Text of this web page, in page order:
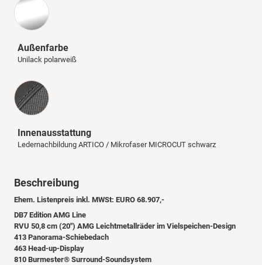
Außenfarbe
Unilack polarweiß
Innenausstattung
Innenausstattung
Ledernachbildung ARTICO / Mikrofaser MICROCUT schwarz
Beschreibung
Ehem. Listenpreis inkl. MWSt: EURO 68.907,-
DB7 Edition AMG Line
RVU 50,8 cm (20") AMG Leichtmetallräder im Vielspeichen-Design
413 Panorama-Schiebedach
463 Head-up-Display
810 Burmester® Surround-Soundsystem